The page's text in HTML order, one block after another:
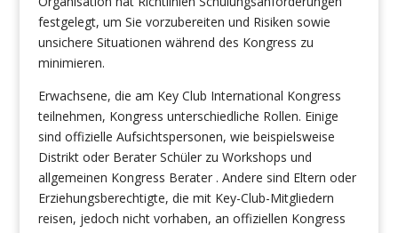
festgelegt, um Sie vorzubereiten und Risiken sowie
unsichere Situationen während des Kongress zu
minimieren.
Erwachsene, die am Key Club International Kongress
teilnehmen, Kongress unterschiedliche Rollen. Einige
sind offizielle Aufsichtspersonen, wie beispielsweise
Distrikt oder Berater Schüler zu Workshops und
allgemeinen Kongress Berater . Andere sind Eltern oder
Erziehungsberechtigte, die mit Key-Club-Mitgliedern
reisen, jedoch nicht vorhaben, an offiziellen Kongress